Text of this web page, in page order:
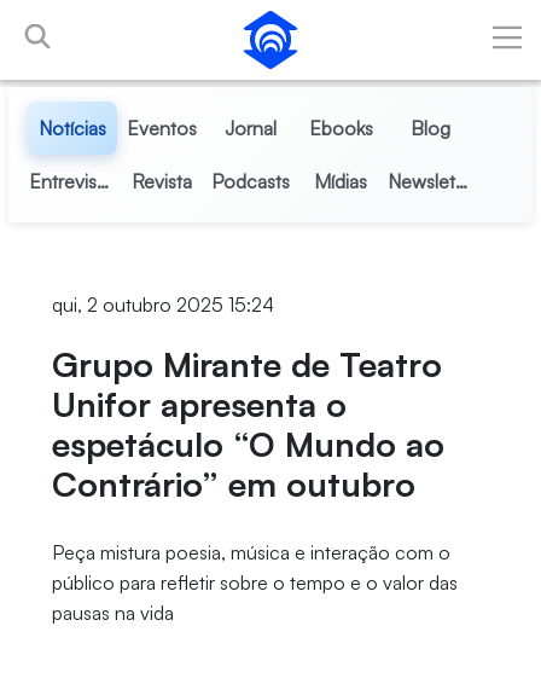
Pular para o Conteúdo principal
Notícias Eventos Jornal Ebooks Blog
Entrevistas Revista Podcasts Mídias Newsletter
qui, 2 outubro 2025 15:24
Grupo Mirante de Teatro
Unifor apresenta o
espetáculo “O Mundo ao
Contrário” em outubro
Peça mistura poesia, música e interação com o
público para refletir sobre o tempo e o valor das
pausas na vida